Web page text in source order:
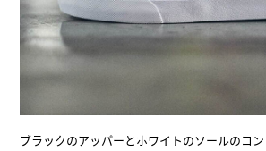
ブラックのアッパーとホワイトのソールのコ